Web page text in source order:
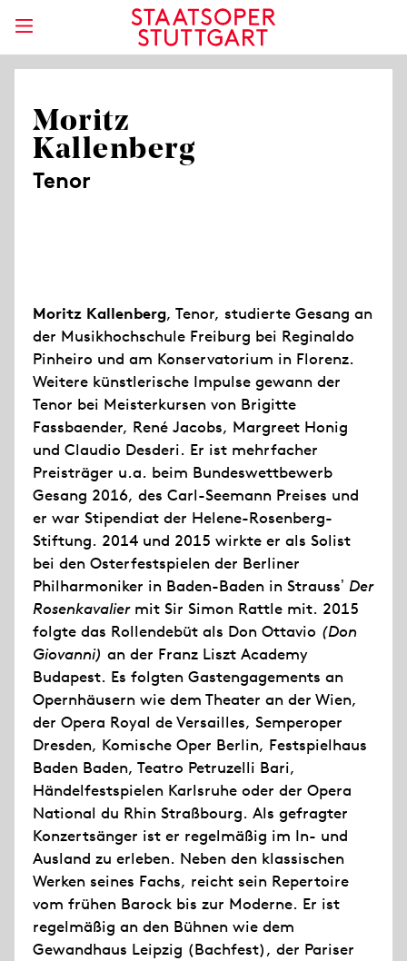
Moritz
Kallenberg
Tenor
Moritz Kallenberg, Tenor, studierte Gesang an
der Musikhochschule Freiburg bei Reginaldo
Pinheiro und am Konservatorium in Florenz.
Weitere künstlerische Impulse gewann der
Tenor bei Meisterkursen von Brigitte
Fassbaender, René Jacobs, Margreet Honig
und Claudio Desderi. Er ist mehrfacher
Preisträger u.a. beim Bundeswettbewerb
Gesang 2016, des Carl-Seemann Preises und
er war Stipendiat der Helene-Rosenberg-
Stiftung. 2014 und 2015 wirkte er als Solist
bei den Osterfestspielen der Berliner
Philharmoniker in Baden-Baden in Straussʼ Der
Rosenkavaliermit Sir Simon Rattle mit. 2015
folgte das Rollendebüt als Don Ottavio (Don
Giovanni) an der Franz Liszt Academy
Budapest. Es folgten Gastengagements an
Opernhäusern wie dem Theater an der Wien,
der Opera Royal de Versailles, Semperoper
Dresden, Komische Oper Berlin, Festspielhaus
Baden Baden, Teatro Petruzelli Bari,
Händelfestspielen Karlsruhe oder der Opera
National du Rhin Straßbourg. Als gefragter
Konzertsänger ist er regelmäßig im In- und
Ausland zu erleben. Neben den klassischen
Werken seines Fachs, reicht sein Repertoire
vom frühen Barock bis zur Moderne. Er ist
regelmäßig an den Bühnen wie dem
Gewandhaus Leipzig (Bachfest), der Pariser